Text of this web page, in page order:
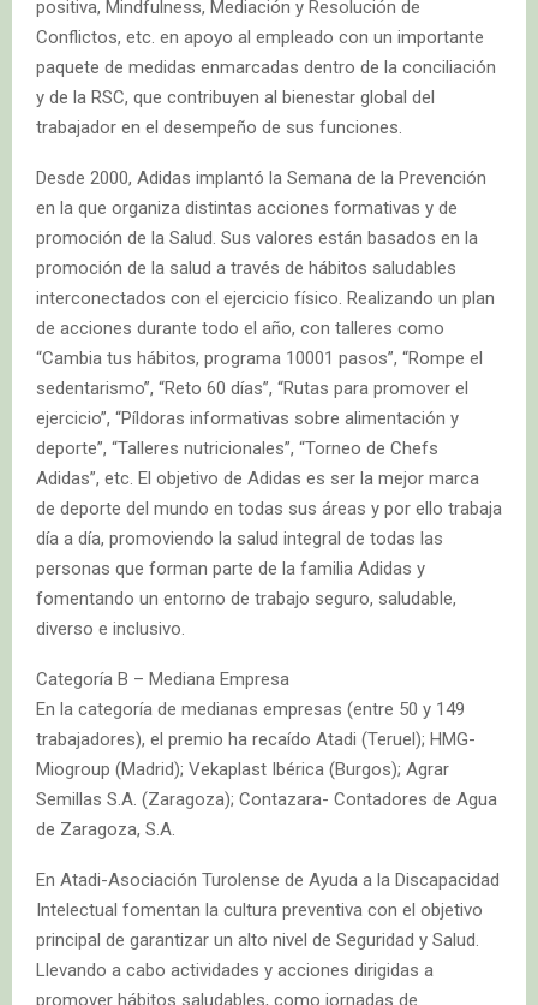
positiva, Mindfulness, Mediación y Resolución de
Conflictos, etc. en apoyo al empleado con un importante
paquete de medidas enmarcadas dentro de la conciliación
y de la RSC, que contribuyen al bienestar global del
trabajador en el desempeño de sus funciones.
Desde 2000, Adidas implantó la Semana de la Prevención
en la que organiza distintas acciones formativas y de
promoción de la Salud. Sus valores están basados en la
promoción de la salud a través de hábitos saludables
interconectados con el ejercicio físico. Realizando un plan
de acciones durante todo el año, con talleres como
“Cambia tus hábitos, programa 10001 pasos”, “Rompe el
sedentarismo”, “Reto 60 días”, “Rutas para promover el
ejercicio”, “Píldoras informativas sobre alimentación y
deporte”, “Talleres nutricionales”, “Torneo de Chefs
Adidas”, etc. El objetivo de Adidas es ser la mejor marca
de deporte del mundo en todas sus áreas y por ello trabaja
día a día, promoviendo la salud integral de todas las
personas que forman parte de la familia Adidas y
fomentando un entorno de trabajo seguro, saludable,
diverso e inclusivo.
Categoría B – Mediana Empresa
En la categoría de medianas empresas (entre 50 y 149
trabajadores), el premio ha recaído Atadi (Teruel); HMG-
Miogroup (Madrid); Vekaplast Ibérica (Burgos); Agrar
Semillas S.A. (Zaragoza); Contazara- Contadores de Agua
de Zaragoza, S.A.
En Atadi-Asociación Turolense de Ayuda a la Discapacidad
Intelectual fomentan la cultura preventiva con el objetivo
principal de garantizar un alto nivel de Seguridad y Salud.
Llevando a cabo actividades y acciones dirigidas a
promover hábitos saludables, como jornadas de